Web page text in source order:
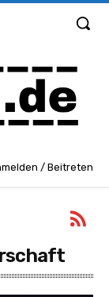
/ Beitreten